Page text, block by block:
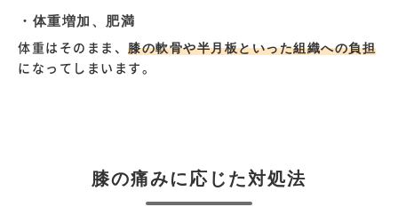
・体重増加、肥満
体重はそのまま、 膝の軟骨や半月板といった組織への負担
になってしまいます。
膝の痛みに応じた対処法